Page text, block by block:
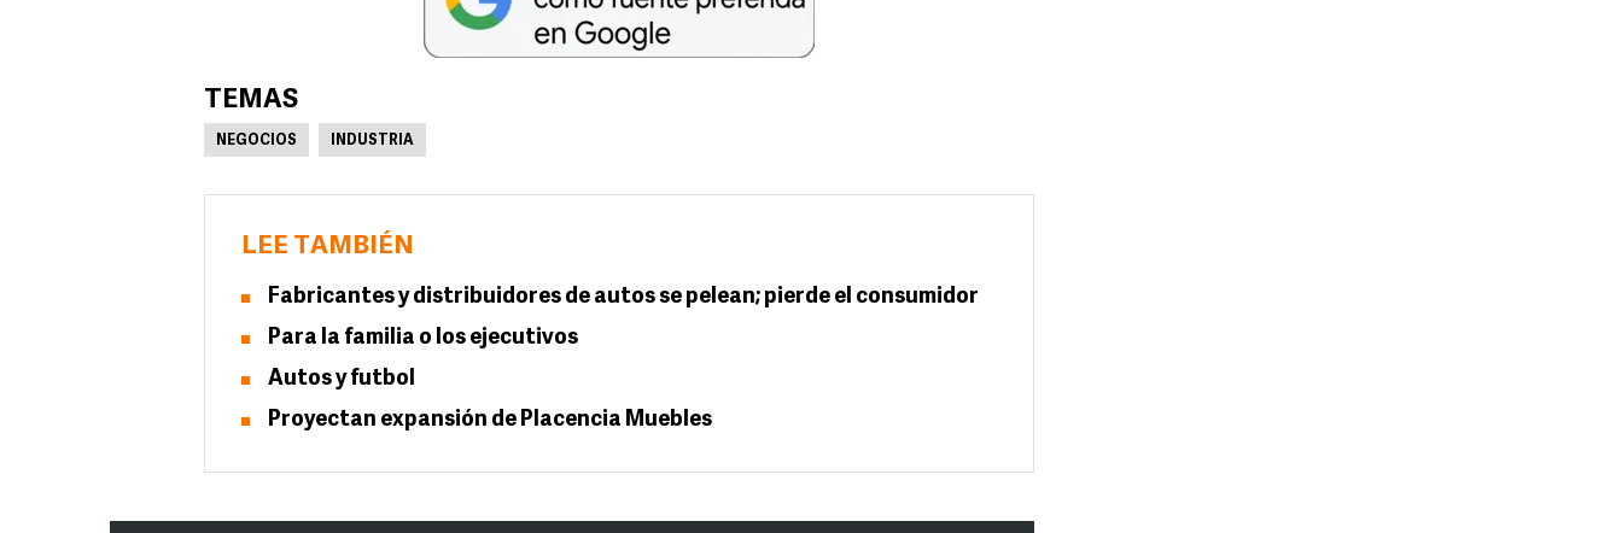
TEMAS
NEGOCIOS INDUSTRIA
LEE TAMBIÉN
Fabricantes y distribuidores de autos se pelean; pierde el consumidor
Para la familia o los ejecutivos
Autos y futbol
Proyectan expansión de Placencia Muebles